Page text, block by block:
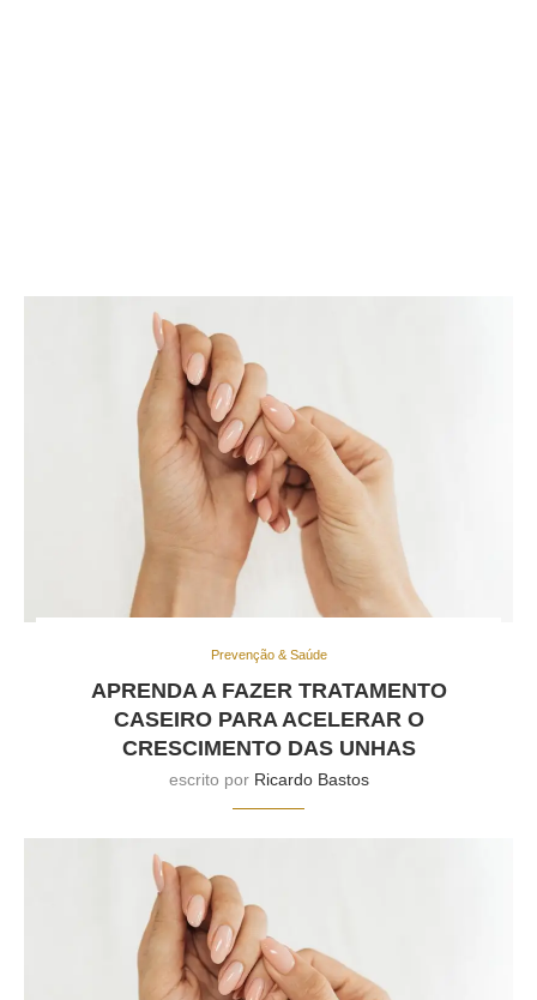
Prevenção & Saúde
APRENDA A FAZER TRATAMENTO
CASEIRO PARA ACELERAR O
CRESCIMENTO DAS UNHAS
escrito por Ricardo Bastos